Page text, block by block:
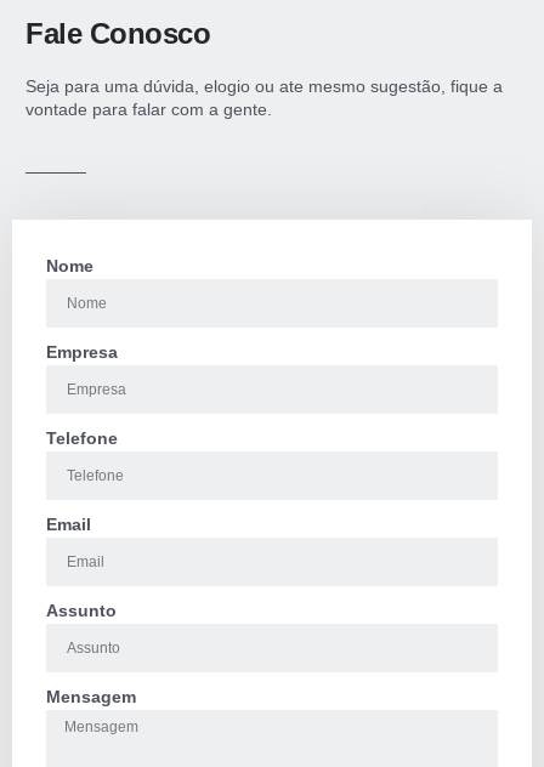
Fale Conosco
Seja para uma dúvida, elogio ou ate mesmo sugestão, fique a
vontade para falar com a gente.
Nome
Empresa
Telefone
Email
Assunto
Mensagem